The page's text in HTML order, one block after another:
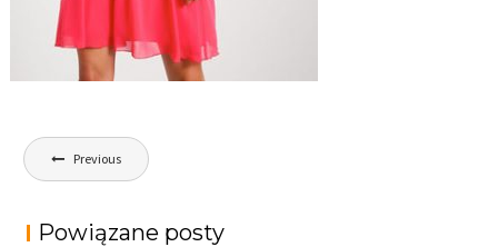
Nawigacja
wpisu
Previous
Powiązane posty